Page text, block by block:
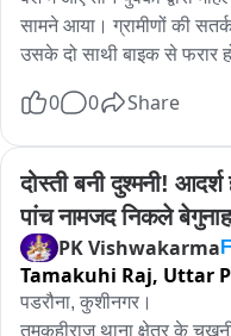
कीमत पर बर्दाश्त नहीं की
के खिलाफ कठोर कार्रवाई की
सामने आया। ग्रामीणों की
उसके दो साथी बाइक से फरार
ढोरही गांव निवासी चौथी
महिलाओं को बातों में
उसमें सोने का मंगलसूत्र रखने
भागने लगे।महिलाओं के शोर
गए। दो युवक बाइक से फरार
दौड़ाकर पकड़ लिया और कमरे
त्रिलोकपुर बताया। सूचना पर
0 0 Share
दोस्ती बनी दुश्मनी!
पांच नामजद निकले बेगुनाह
PK Vishwakarma
Tamakuhi Raj, Uttar
पडरौना, कुशीनगर।
तमकुहीराज थाना क्षेत्र के